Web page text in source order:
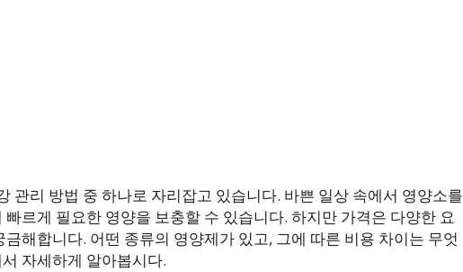
관리 방법 중 하나로 자리잡고 있습니다. 바쁜 일상 속에서 영양소를
르게 필요한 영양을 보충할 수 있습니다. 하지만 가격은 다양한 요
해합니다. 어떤 종류의 영양제가 있고, 그에 따른 비용 차이는 무엇
자세하게 알아봅시다.